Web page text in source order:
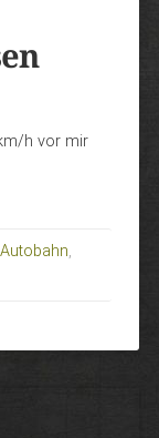
h vor mir
Autobahn,